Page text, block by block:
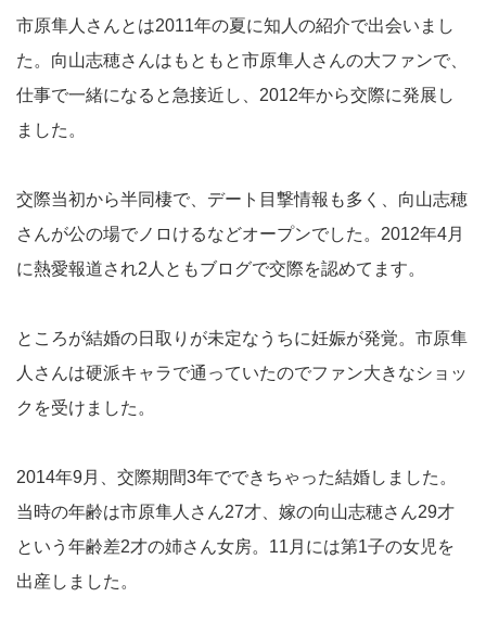
市原隼人さんとは2011年の夏に知人の紹介で出会いまし
た。向山志穂さんはもともと市原隼人さんの大ファンで、
仕事で一緒になると急接近し、2012年から交際に発展し
ました。
交際当初から半同棲で、デート目撃情報も多く、向山志穂
さんが公の場でノロけるなどオープンでした。2012年4月
に熱愛報道され2人ともブログで交際を認めてます。
ところが結婚の日取りが未定なうちに妊娠が発覚。市原隼
人さんは硬派キャラで通っていたのでファン大きなショッ
クを受けました。
2014年9月、交際期間3年でできちゃった結婚しました。
当時の年齢は市原隼人さん27才、嫁の向山志穂さん29才
という年齢差2才の姉さん女房。11月には第1子の女児を
出産しました。